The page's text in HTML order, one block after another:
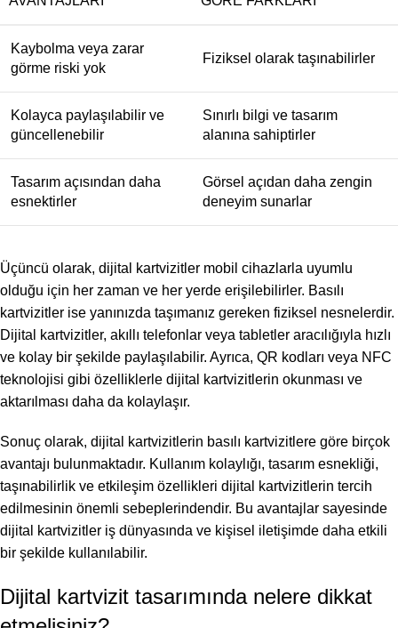
Kaybolma veya zarar
görme riski yok
Fiziksel olarak taşınabilirler
Kolayca paylaşılabilir ve
güncellenebilir
Sınırlı bilgi ve tasarım
alanına sahiptirler
Tasarım açısından daha
esnektirler
Görsel açıdan daha zengin
deneyim sunarlar
Üçüncü olarak, dijital kartvizitler mobil cihazlarla uyumlu
olduğu için her zaman ve her yerde erişilebilirler. Basılı
kartvizitler ise yanınızda taşımanız gereken fiziksel nesnelerdir.
Dijital kartvizitler, akıllı telefonlar veya tabletler aracılığıyla hızlı
ve kolay bir şekilde paylaşılabilir. Ayrıca, QR kodları veya NFC
teknolojisi gibi özelliklerle dijital kartvizitlerin okunması ve
aktarılması daha da kolaylaşır.
Sonuç olarak, dijital kartvizitlerin basılı kartvizitlere göre birçok
avantajı bulunmaktadır. Kullanım kolaylığı, tasarım esnekliği,
taşınabilirlik ve etkileşim özellikleri dijital kartvizitlerin tercih
edilmesinin önemli sebeplerindendir. Bu avantajlar sayesinde
dijital kartvizitler iş dünyasında ve kişisel iletişimde daha etkili
bir şekilde kullanılabilir.
Dijital kartvizit tasarımında nelere dikkat